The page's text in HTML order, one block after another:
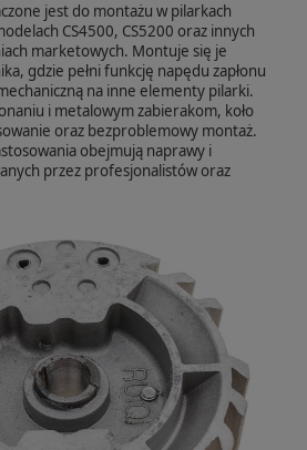
jest do montażu w pilarkach
CS4500, CS5200 oraz innych
marketowych. Montuje się je
gdzie pełni funkcję napędu zapłonu
na inne elementy pilarki.
i metalowym zabierakom, koło
oraz bezproblemowy montaż.
obejmują naprawy i
przez profesjonalistów oraz